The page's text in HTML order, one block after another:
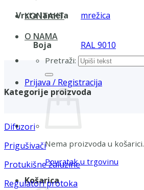
KONTAKT
O NAMA
Pretraži:
Prijava / Registracija
Nema proizvoda u košarici.
Povratak u trgovinu
Košarica
Vrsta lamela mrežica
Boja RAL 9010
Kategorije proizvoda
Difuzori
Prigušivači
Protukišne žaluzine
Regulatori protoka